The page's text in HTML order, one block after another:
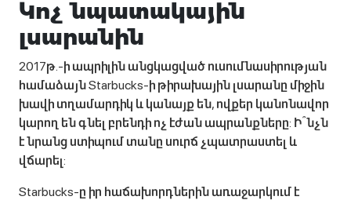
Կոչ նպատակային
լսարանին
2017թ.-ի ապրիլին անցկացված ուսումնասիրության
համաձայն Starbucks-ի թիրախային լսարանը միջին
խավի տղամարդիկ և կանայք են, ովքեր կանոնավոր
կարող են գնել բրենդի ոչ էժան ապրանքները: Ի՞նչն
է նրանց ստիպում տանը սուրճ չպատրաստել և
վճարել:
Starbucks-ը իր հաճախորդներին առաջարկում է